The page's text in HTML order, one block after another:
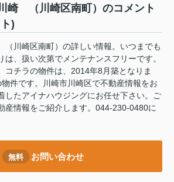
崎 （川崎区南町）のコメント
)
川崎区南町）の詳しい情報。いつまでも
は、扱い次第でメンテナンスフリーです。
コチラの物件は、2014年8月築となりま
件です。川崎市川崎区で不動産情報をお
したアイナハウジングにお任せ下さい。ご
産情報をご紹介します。044-230-0480に
無料 お問い合わせ